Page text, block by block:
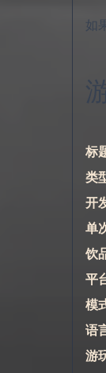
如
标
类
开
单
饮
平
模
语
游